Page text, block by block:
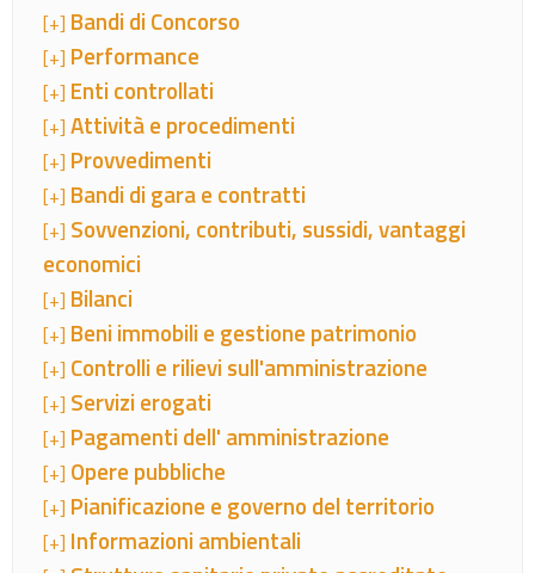
[+] Bandi di Concorso
[+] Performance
[+] Enti controllati
[+] Attività e procedimenti
[+] Provvedimenti
[+] Bandi di gara e contratti
[+] Sovvenzioni, contributi, sussidi, vantaggi
economici
[+] Bilanci
[+] Beni immobili e gestione patrimonio
[+] Controlli e rilievi sull'amministrazione
[+] Servizi erogati
[+] Pagamenti dell' amministrazione
[+] Opere pubbliche
[+] Pianificazione e governo del territorio
[+] Informazioni ambientali